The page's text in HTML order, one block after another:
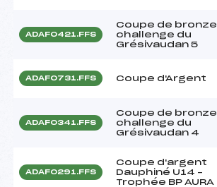
ADAF0421.FFS
Coupe de bronze
challenge du
Grésivaudan 5
ADAF0731.FFS Coupe d'Argent
ADAF0341.FFS
Coupe de bronze
challenge du
Grésivaudan 4
ADAF0291.FFS
Coupe d'argent
Dauphiné U14 –
Trophée BP AURA